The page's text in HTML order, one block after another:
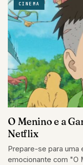
CINEMA
O Menino e a
Netflix
Prepare-se para uma
emocionante com "O